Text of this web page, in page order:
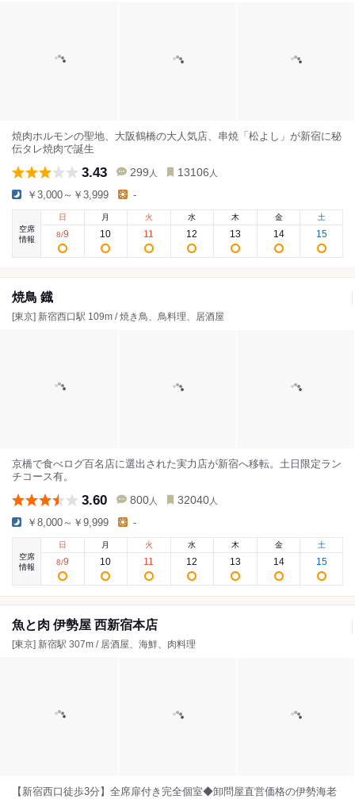
焼肉ホルモンの聖地、大阪鶴橋の大人気店、串焼「松よし」が新宿に秘
伝タレ焼肉で誕生
3.43 299 人 13106 人
￥3,000～￥3,999 -
空席
情報
日
8/9
月
10
火
11
水
12
木
13
金
14
土
15
焼鳥 鐡
[東京] 新宿西口駅 109m / 焼き鳥、鳥料理、居酒屋
京橋で食べログ百名店に選出された実力店が新宿へ移転。土日限定ラン
チコース有。
3.60 800 人 32040 人
￥8,000～￥9,999 -
空席
情報
日
8/9
月
10
火
11
水
12
木
13
金
14
土
15
魚と肉 伊勢屋 西新宿本店
[東京] 新宿駅 307m / 居酒屋、海鮮、肉料理
【新宿西口徒歩3分】全席扉付き完全個室◆卸問屋直営価格の伊勢海老